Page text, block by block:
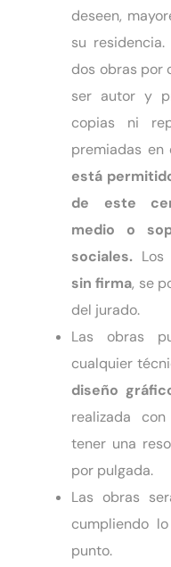
deseen,
su
dos obras por
ser autor y
copias ni
premiadas en
está
de este
medio o
sociales.
sin firma, se
del jurado.
Las obras
cualquier
diseño
realizada
tener una
por pulgada.
Las obras
cumpliendo
punto.